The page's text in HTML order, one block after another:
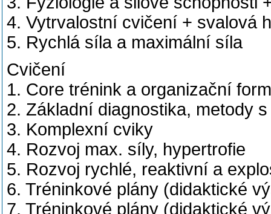
4. Vytrvalostní cvičení + svalová
5. Rychlá síla a maximální síla
Cvičení
1. Core trénink a organizační
2. Základní diagnostika, metody
3. Komplexní cviky
4. Rozvoj max. síly, hypertrofie
5. Rozvoj rychlé, reaktivní a
6. Tréninkové plány (didaktické
7. Tréninkové plány (didaktické